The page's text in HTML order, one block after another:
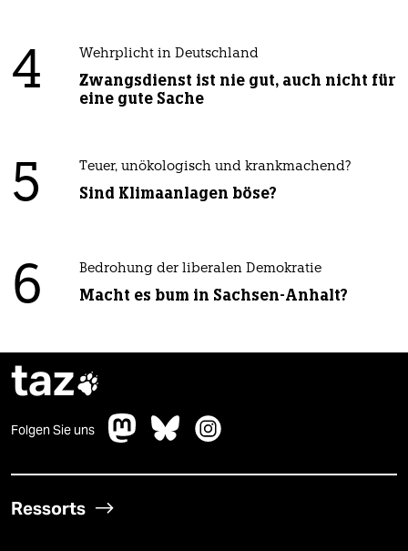
4 Wehrplicht in Deutschland
Zwangsdienst ist nie gut, auch nicht für
eine gute Sache
5 Teuer, unökologisch und krankmachend?
Sind Klimaanlagen böse?
6 Bedrohung der liberalen Demokratie
Macht es bum in Sachsen-Anhalt?
taz
Folgen Sie uns
Ressorts